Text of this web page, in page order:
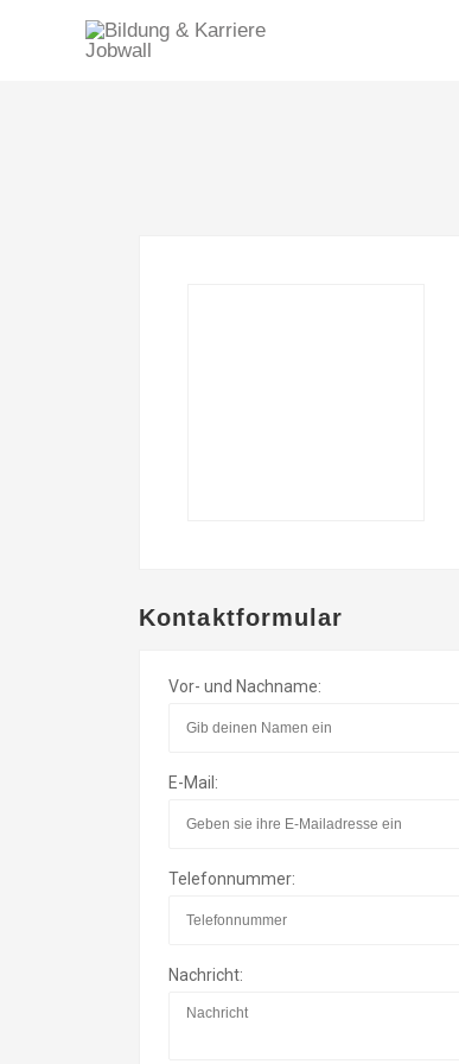
Kontaktformular
Vor- und Nachname:
E-Mail:
Telefonnummer:
Nachricht: